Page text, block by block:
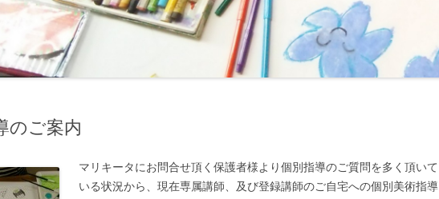
のご案内
マリキータにお問合せ頂く保護者様より個別指導のご質問を多く頂いて
いる状況から、現在専属講師、及び登録講師のご自宅への個別美術指導